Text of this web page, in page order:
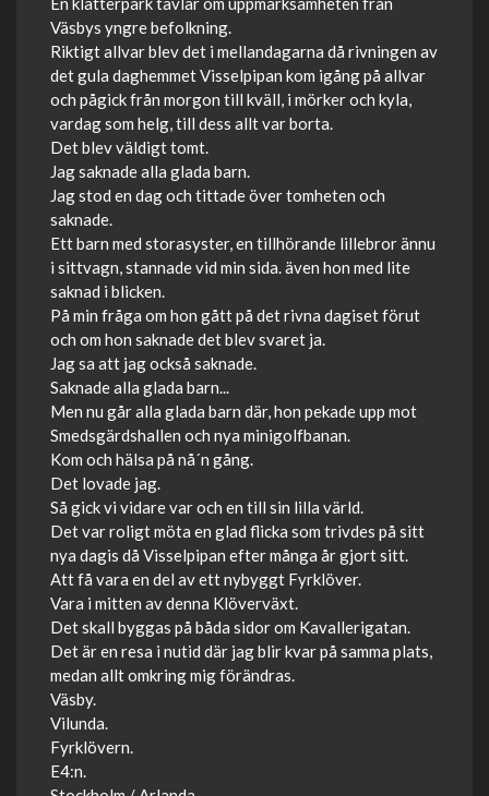
Väsbys yngre befolkning.
Riktigt allvar blev det i mellandagarna då rivningen av
det gula daghemmet Visselpipan kom igång på allvar
och pågick från morgon till kväll, i mörker och kyla,
vardag som helg, till dess allt var borta.
Det blev väldigt tomt.
Jag saknade alla glada barn.
Jag stod en dag och tittade över tomheten och
saknade.
Ett barn med storasyster, en tillhörande lillebror ännu
i sittvagn, stannade vid min sida. även hon med lite
saknad i blicken.
På min fråga om hon gått på det rivna dagiset förut
och om hon saknade det blev svaret ja.
Jag sa att jag också saknade.
Saknade alla glada barn...
Men nu går alla glada barn där, hon pekade upp mot
Smedsgärdshallen och nya minigolfbanan.
Kom och hälsa på nå´n gång.
Det lovade jag.
Så gick vi vidare var och en till sin lilla värld.
Det var roligt möta en glad flicka som trivdes på sitt
nya dagis då Visselpipan efter många år gjort sitt.
Att få vara en del av ett nybyggt Fyrklöver.
Vara i mitten av denna Klöverväxt.
Det skall byggas på båda sidor om Kavallerigatan.
Det är en resa i nutid där jag blir kvar på samma plats,
medan allt omkring mig förändras.
Väsby.
Vilunda.
Fyrklövern.
E4:n.